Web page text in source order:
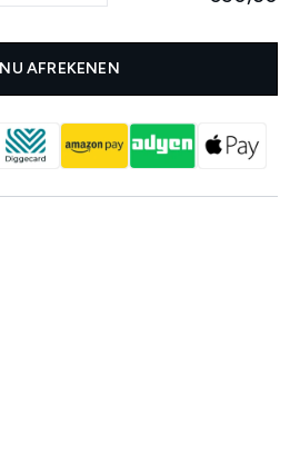
NU AFREKENEN